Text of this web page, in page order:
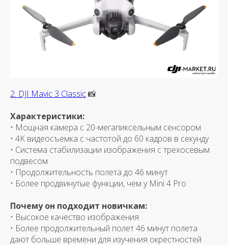
2. DJI Mavic 3 Classic📸
Характеристики:
• Мощная камера с 20-мегапиксельным сенсором
• 4K видеосъемка с частотой до 60 кадров в секунду
• Система стабилизации изображения с трехосевым
подвесом
• Продолжительность полета до 46 минут
• Более продвинутые функции, чем у Mini 4 Pro
Почему он подходит новичкам:
• Высокое качество изображения
• Более продолжительный полет 46 минут полета
дают больше времени для изучения окрестностей